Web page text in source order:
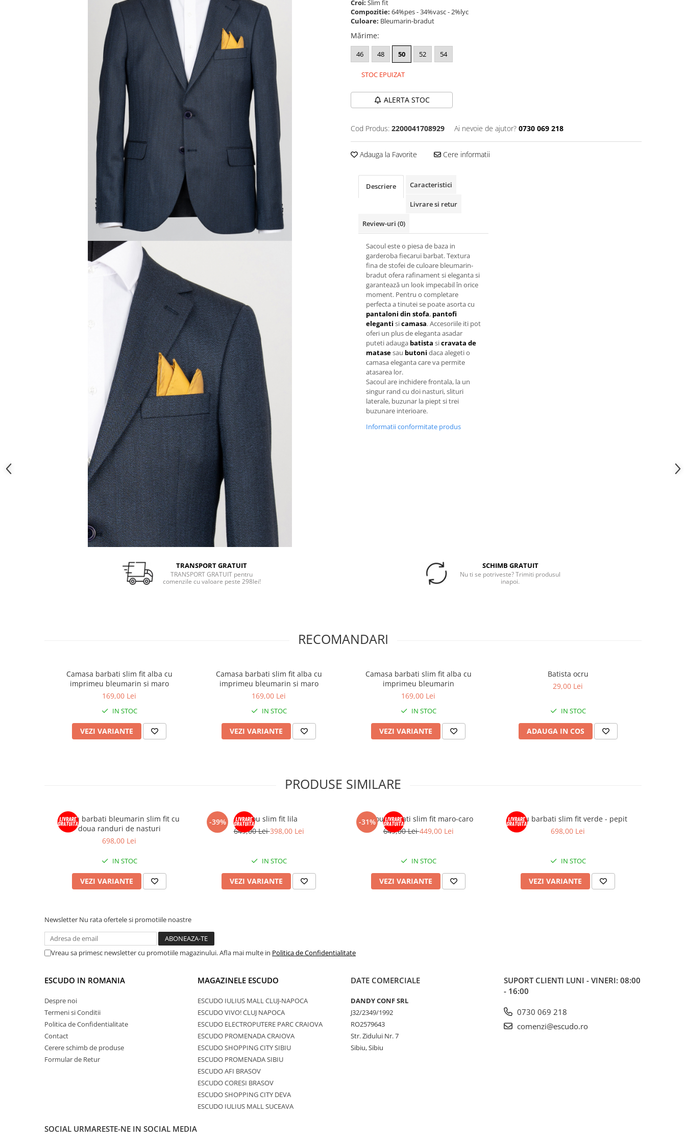
Croi: Slim fit
Compozitie: 64%pes - 34%vasc - 2%lyc
Culoare: Bleumarin-bradut
Mărime:
46 48 50 52 54
STOC EPUIZAT
ALERTA STOC
Cod Produs: 2200041708929 Ai nevoie de ajutor? 0730 069 218
Adauga la Favorite Cere informatii
Descriere Caracteristici
Livrare si retur
Review-uri (0)
Sacoul este o piesa de baza in
garderoba fiecarui barbat. Textura
fina de stofei de culoare bleumarin-
bradut ofera rafinament si eleganta si
garantează un look impecabil în orice
moment. Pentru o completare
perfecta a tinutei se poate asorta cu
pantaloni din stofa, pantofi
eleganti sicamasa. Accesoriile iti pot
oferi un plus de eleganta asadar
puteti adauga batista sicravata de
matasesau butoni daca alegeti o
camasa eleganta care va permite
atasarea lor.
Sacoul are inchidere frontala, la un
singur rand cu doi nasturi, slituri
laterale, buzunar la piept si trei
buzunare interioare.
Informatii conformitate produs
TRANSPORT GRATUIT
TRANSPORT GRATUIT pentru
comenzile cu valoare peste 298lei!
SCHIMB GRATUIT
Nu ti se potriveste? Trimiti produsul
inapoi.
RECOMANDARI
Camasa barbati slim fit alba cu
imprimeu bleumarin si maro
169,00 Lei
IN STOC
VEZI VARIANTE
Camasa barbati slim fit alba cu
imprimeu bleumarin si maro
169,00 Lei
IN STOC
VEZI VARIANTE
Camasa barbati slim fit alba cu
imprimeu bleumarin
169,00 Lei
IN STOC
VEZI VARIANTE
Batista ocru
29,00 Lei
IN STOC
ADAUGA IN COS
PRODUSE SIMILARE
Sacou barbati bleumarin slim fit cu
doua randuri de nasturi
698,00 Lei
IN STOC
VEZI VARIANTE
-39%
Sacou slim fit lila
649,00 Lei398,00 Lei
IN STOC
VEZI VARIANTE
-31%
Sacou barbati slim fit maro-caro
649,00 Lei449,00 Lei
IN STOC
VEZI VARIANTE
Sacou barbati slim fit verde - pepit
698,00 Lei
IN STOC
VEZI VARIANTE
Newsletter Nu rata ofertele si promotiile noastre
Vreau sa primesc newsletter cu promotiile magazinului. Afla mai multe in Politica de Confidentialitate
ESCUDO IN ROMANIA
Despre noi
Termeni si Conditii
Politica de Confidentialitate
Contact
Cerere schimb de produse
Formular de Retur
MAGAZINELE ESCUDO
ESCUDO IULIUS MALL CLUJ-NAPOCA
ESCUDO VIVO! CLUJ NAPOCA
ESCUDO ELECTROPUTERE PARC CRAIOVA
ESCUDO PROMENADA CRAIOVA
ESCUDO SHOPPING CITY SIBIU
ESCUDO PROMENADA SIBIU
ESCUDO AFI BRASOV
ESCUDO CORESI BRASOV
ESCUDO SHOPPING CITY DEVA
ESCUDO IULIUS MALL SUCEAVA
DATE COMERCIALE
DANDY CONF SRL
J32/2349/1992
RO2579643
Str. Zidului Nr. 7
Sibiu, Sibiu
SUPORT CLIENTI LUNI - VINERI: 08:00
- 16:00
0730 069 218
comenzi@escudo.ro
SOCIAL URMARESTE-NE IN SOCIAL MEDIA